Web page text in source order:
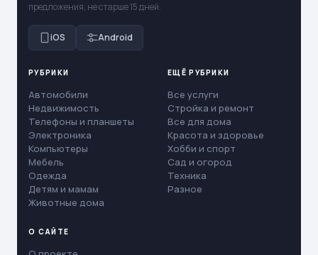
предложения, не старше 15 дней.
iOS Android
РУБРИКИ
Автомобили
Недвижимость
Телефоны и планшеты
Электроника
Компьютеры
Мебель
Одежда
Детям и мамам
Животные дома
ЕЩЁ РУБРИКИ
Все услуги
Стройка и ремонт
Все для дома
Красота и здоровье
Хобби и спорт
Сад и огород
Техника
Разное
О САЙТЕ